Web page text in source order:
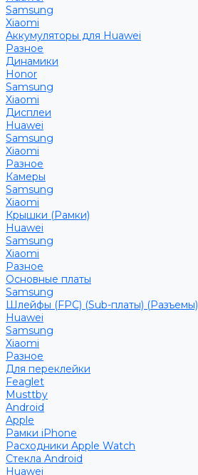
Samsung
Xiaomi
Аккумуляторы для Huawei
Разное
Динамики
Honor
Samsung
Xiaomi
Дисплеи
Huawei
Samsung
Xiaomi
Разное
Камеры
Samsung
Xiaomi
Крышки (Рамки)
Huawei
Samsung
Xiaomi
Разное
Основные платы
Samsung
Шлейфы (FPC) (Sub-платы) (Разъемы)
Huawei
Samsung
Xiaomi
Разное
Для переклейки
Feaglet
Musttby
Android
Apple
Рамки iPhone
Расходники Apple Watch
Стекла Android
Huawei